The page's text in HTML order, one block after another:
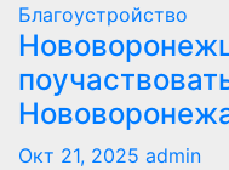
Благоустройство
Окт 21, 2025 admin